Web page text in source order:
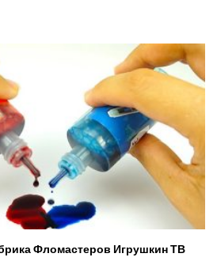
Игрушка для детей Фабрика Фломастеров Игрушкин ТВ